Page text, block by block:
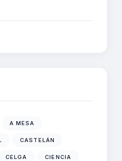
A MESA
CASTELÁN
CELGA CIENCIA